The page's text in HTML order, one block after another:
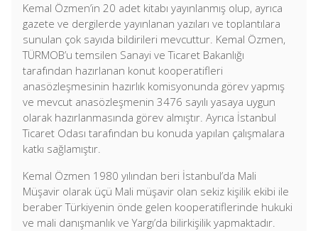
Kemal Özmen’in 20 adet kitabı yayınlanmış olup, ayrıca
gazete ve dergilerde yayınlanan yazıları ve toplantılara
sunulan çok sayıda bildirileri mevcuttur. Kemal Özmen,
TÜRMOB’u temsilen Sanayi ve Ticaret Bakanlığı
tarafından hazırlanan konut kooperatifleri
anasözleşmesinin hazırlık komisyonunda görev yapmış
ve mevcut anasözleşmenin 3476 sayılı yasaya uygun
olarak hazırlanmasında görev almıştır. Ayrıca İstanbul
Ticaret Odası tarafından bu konuda yapılan çalışmalara
katkı sağlamıştır.
Kemal Özmen 1980 yılından beri İstanbul’da Mali
Müşavir olarak üçü Mali müşavir olan sekiz kişilik ekibi ile
beraber Türkiyenin önde gelen kooperatiflerinde hukuki
ve mali danışmanlık ve Yargı’da bilirkişilik yapmaktadır.